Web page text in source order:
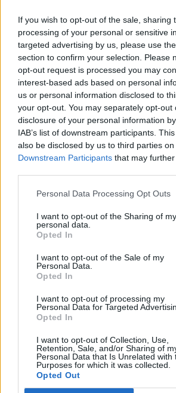
If you wish to opt-out of the sale, sharing
processing of your personal or sensitive
targeted advertising by us, please use
section to confirm your selection. Please
opt-out request is processed you may
interest-based ads based on personal
us or personal information disclosed to
your opt-out. You may separately opt-out
disclosure of your personal information
IAB’s list of downstream participants.
also be disclosed by us to third parties on
Downstream Participants that may
Personal Data Processing Opt Outs
I want to opt-out of the Sharing of my
personal data.
Opted In
I want to opt-out of the Sale of my
Personal Data.
Opted In
I want to opt-out of processing my
Personal Data for Targeted
Opted In
I want to opt-out of Collection, Use,
Retention, Sale, and/or Sharing of
Personal Data that Is Unrelated with
Purposes for which it was collected.
Opted Out
Level: 12
Lösung:BOOMERANG
(30stimmen, durchschnitt:
Geben Sie Ihre Quiz-Nummer:
Suchen!
Nächste Rätsel:
Klicken Sie auf das Bild, um die Antwort zu